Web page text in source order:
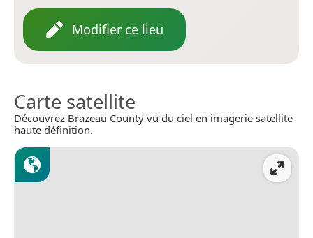
Modifier ce lieu
Carte satellite
Découvrez Brazeau County vu du ciel en imagerie satellite
haute définition.